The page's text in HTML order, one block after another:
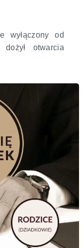
wyłączony od
otwarcia